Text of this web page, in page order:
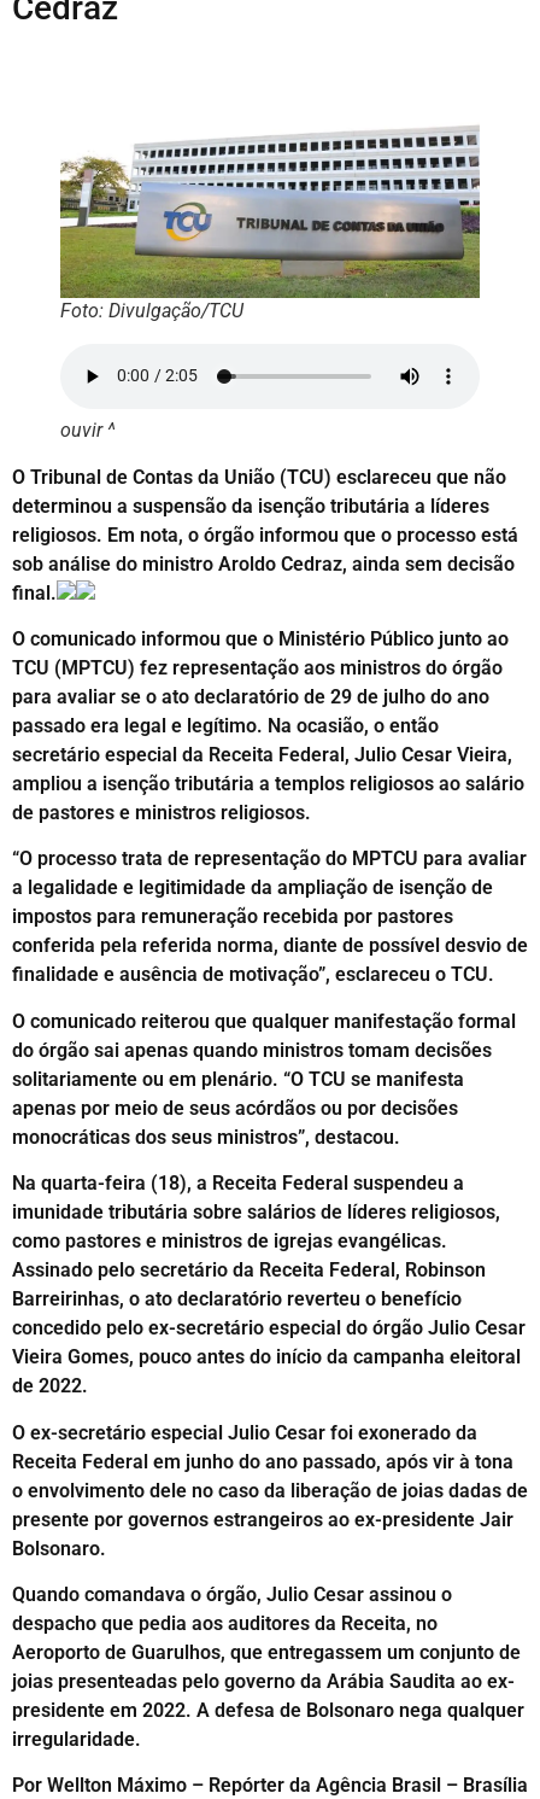
Foto: Divulgação/TCU
ouvir ^
O Tribunal de Contas da União (TCU) esclareceu que não
determinou a suspensão da isenção tributária a líderes
religiosos. Em nota, o órgão informou que o processo está
sob análise do ministro Aroldo Cedraz, ainda sem decisão
final.
O comunicado informou que o Ministério Público junto ao
TCU (MPTCU) fez representação aos ministros do órgão
para avaliar se o ato declaratório de 29 de julho do ano
passado era legal e legítimo. Na ocasião, o então
secretário especial da Receita Federal, Julio Cesar Vieira,
ampliou a isenção tributária a templos religiosos ao salário
de pastores e ministros religiosos.
“O processo trata de representação do MPTCU para avaliar
a legalidade e legitimidade da ampliação de isenção de
impostos para remuneração recebida por pastores
conferida pela referida norma, diante de possível desvio de
finalidade e ausência de motivação”, esclareceu o TCU.
O comunicado reiterou que qualquer manifestação formal
do órgão sai apenas quando ministros tomam decisões
solitariamente ou em plenário. “O TCU se manifesta
apenas por meio de seus acórdãos ou por decisões
monocráticas dos seus ministros”, destacou.
Na quarta-feira (18), a Receita Federal suspendeu a
imunidade tributária sobre salários de líderes religiosos,
como pastores e ministros de igrejas evangélicas.
Assinado pelo secretário da Receita Federal, Robinson
Barreirinhas, o ato declaratório reverteu o benefício
concedido pelo ex-secretário especial do órgão Julio Cesar
Vieira Gomes, pouco antes do início da campanha eleitoral
de 2022.
O ex-secretário especial Julio Cesar foi exonerado da
Receita Federal em junho do ano passado, após vir à tona
o envolvimento dele no caso da liberação de joias dadas de
presente por governos estrangeiros ao ex-presidente Jair
Bolsonaro.
Quando comandava o órgão, Julio Cesar assinou o
despacho que pedia aos auditores da Receita, no
Aeroporto de Guarulhos, que entregassem um conjunto de
joias presenteadas pelo governo da Arábia Saudita ao ex-
presidente em 2022. A defesa de Bolsonaro nega qualquer
irregularidade.
Por Wellton Máximo – Repórter da Agência Brasil – Brasília